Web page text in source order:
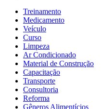
Treinamento
Medicamento
Veículo
Curso
Limpeza
Ar Condicionado
Material de Construção
Capacitação
Transporte
Consultoria
Reforma
Gêneros Alimentícios